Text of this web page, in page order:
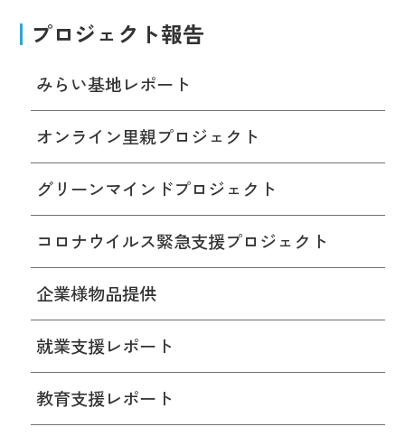
プロジェクト報告
みらい基地レポート
オンライン里親プロジェクト
グリーンマインドプロジェクト
コロナウイルス緊急支援プロジェクト
企業様物品提供
就業支援レポート
教育支援レポート